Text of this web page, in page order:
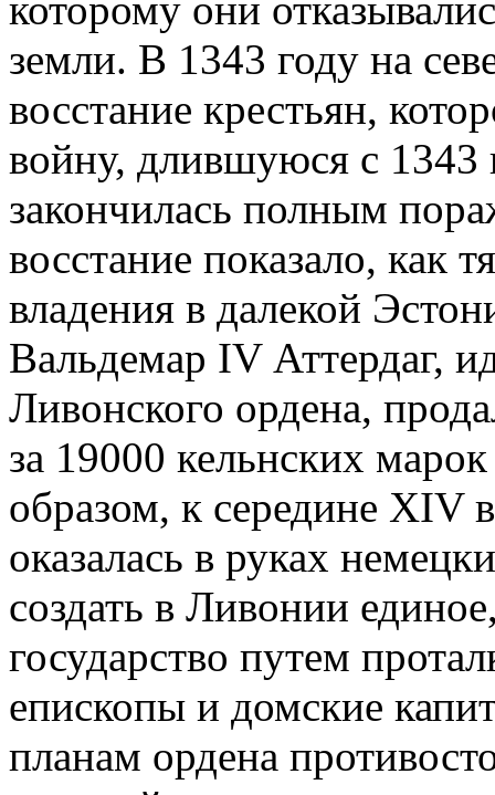
земли. В 1343 году на
восстание крестьян,
войну, длившуюся с 1343
закончилась полным
восстание показало, как
владения в далекой
Вальдемар IV Аттердаг,
Ливонского ордена,
за 19000 кельнских
образом, к середине XIV
оказалась в руках
создать в Ливонии
государство путем
епископы и домские
планам ордена